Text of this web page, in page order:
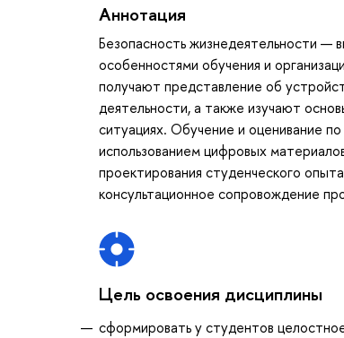
Аннотация
Безопасность жизнедеятельности —
особенностями обучения и
получают представление об
деятельности, а также изучают
ситуациях. Обучение и оценивание
использованием цифровых
проектирования студенческого
консультационное сопровождение
Цель освоения дисциплины
сформировать у студентов